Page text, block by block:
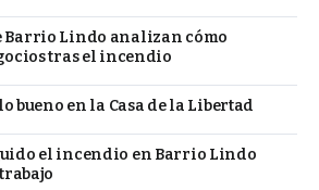
Barrio Lindo analizan cómo
tras el incendio
bueno en la Casa de la Libertad
el incendio en Barrio Lindo